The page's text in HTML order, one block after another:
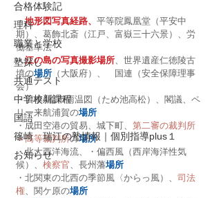
合格体験記
理科
職業と学校
塾探し
共通テスト
中学校新課程
国語
篠崎 瑞江の塾情報｜個別指導plus１
お知らせ
・地形図写真経路、 平等院鳳凰堂（平安中
期）、葛飾北斎（江戸、富嶽三十六景）、労
働基準法
・江の島の写真撮影場所、世界遺産仁徳陵古
墳の場所 （大阪府）、　国連（安全保障理事
会）
・日本4都市雨温図（ため池高松）、閣議、ペ
リー来航浦賀の場所
・成田空港の貿易、城下町、 第二審の裁判所
＝高等裁判所の場所
・北大西洋海流、・偏西風（西岸海洋性気
候）、 検察官、長州藩場所
・北関東の北西の季節風〈からっ風）、 司法
権、関ケ原の場所